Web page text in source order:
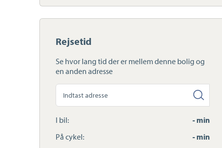
Rejsetid
Se hvor lang tid der er mellem denne bolig og
en anden adresse
anden
adresse
I bil:
- min
På cykel:
- min